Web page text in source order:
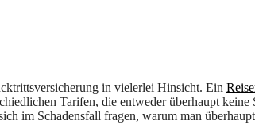
in vielerlei Hinsicht. Ein
Tarifen, die entweder überhaupt
im Schadensfall fragen, warum man